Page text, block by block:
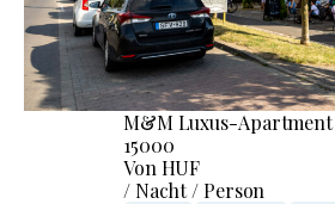
M&M Luxus-Apartment
15000
Von HUF
/ Nacht / Person